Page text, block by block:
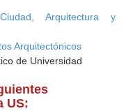
Ciudad, Arquitectura y
Arquitectónicos
de Universidad
US: